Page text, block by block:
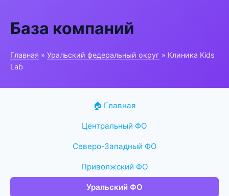
База компаний
Главная » Уральский федеральный округ » Клиника Kids
Lab
🏠 Главная
Центральный ФО
Северо-Западный ФО
Приволжский ФО
Уральский ФО